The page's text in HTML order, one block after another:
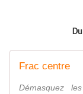
Frac centre
Démasquez